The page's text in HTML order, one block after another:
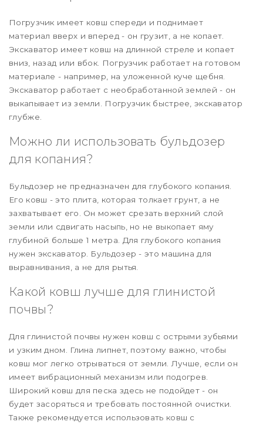
Погрузчик имеет ковш спереди и поднимает
материал вверх и вперед - он грузит, а не копает.
Экскаватор имеет ковш на длинной стреле и копает
вниз, назад или вбок. Погрузчик работает на готовом
материале - например, на уложенной куче щебня.
Экскаватор работает с необработанной землей - он
выкапывает из земли. Погрузчик быстрее, экскаватор
глубже.
Можно ли использовать бульдозер
для копания?
Бульдозер не предназначен для глубокого копания.
Его ковш - это плита, которая толкает грунт, а не
захватывает его. Он может срезать верхний слой
земли или сдвигать насыпь, но не выкопает яму
глубиной больше 1 метра. Для глубокого копания
нужен экскаватор. Бульдозер - это машина для
выравнивания, а не для рытья.
Какой ковш лучше для глинистой
почвы?
Для глинистой почвы нужен ковш с острыми зубьями
и узким дном. Глина липнет, поэтому важно, чтобы
ковш мог легко отрываться от земли. Лучше, если он
имеет вибрационный механизм или подогрев.
Широкий ковш для песка здесь не подойдет - он
будет засоряться и требовать постоянной очистки.
Также рекомендуется использовать ковш с